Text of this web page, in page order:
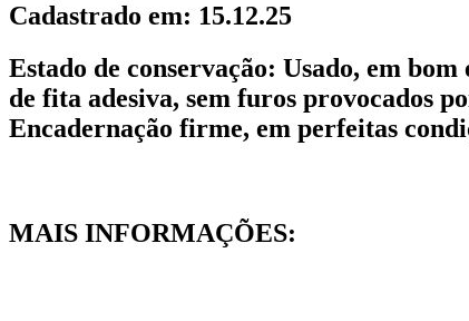
Cadastrado em: 15.12.25
Estado de conservação: Usado, em bom
de fita adesiva, sem furos provocados
Encadernação firme, em perfeitas
MAIS INFORMAÇÕES: